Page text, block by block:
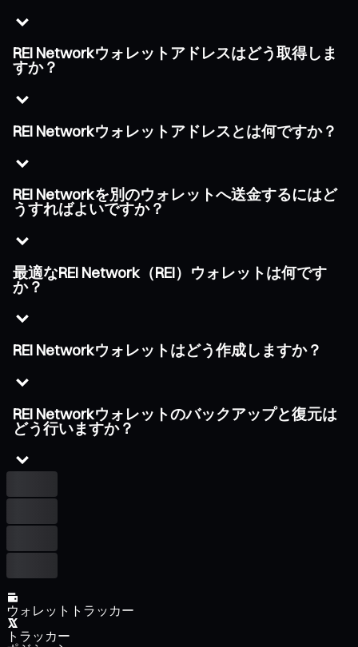
REI Networkウォレットアドレスはどう取得しま
すか？
REI Networkウォレットアドレスとは何ですか？
REI Networkを別のウォレットへ送金するにはど
うすればよいですか？
最適なREI Network（REI）ウォレットは何です
か？
REI Networkウォレットはどう作成しますか？
REI Networkウォレットのバックアップと復元は
どう行いますか？
ウォレットトラッカー
トラッカー